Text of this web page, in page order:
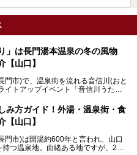
」は長門湯本温泉の冬の風物
【山口】
門市)で、温泉街を流れる音信川(おと
イトアップイベント「音信川うたあ
ーションや音楽に合わせた幻想的な
徒が製作した作品などを設置。温泉
れます。
うたあかり2024」を体験し、その
時期に開催されている「湯道展in長
み方ガイド！外湯・温泉街・食
【山口】
門市)は開湯約600年と言われ、山口
つ温泉地。由緒ある地ですが、202